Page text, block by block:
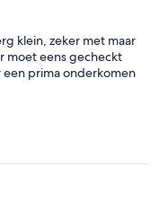
klein, zeker met maar
moet eens gecheckt
prima onderkomen